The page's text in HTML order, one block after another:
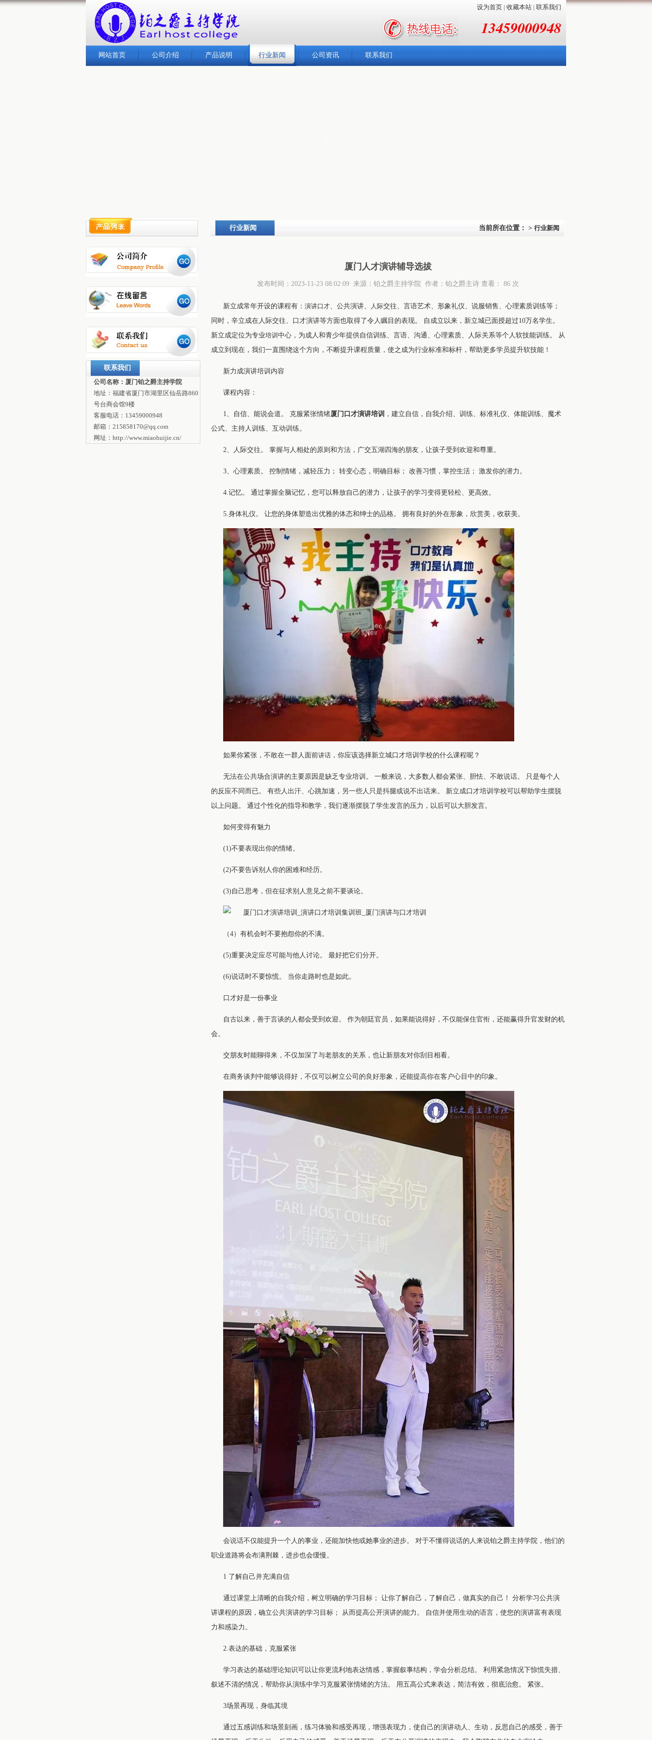
设为首页 | 收藏本站 | 联系我们
13459000948
网站首页 公司介绍 产品说明 行业新闻 公司资讯 联系我们
联系我们
公司名称：厦门铂之爵主持学院
地址：福建省厦门市湖里区仙岳路860
号台商会馆9楼
客服电话：13459000948
邮箱：215858170@qq.com
网址：http://www.miaohuijie.cn/
当前所在位置： > 行业新闻
行业新闻
厦门人才演讲辅导选拔
发布时间：2023-11-23 08:02:09 来源：铂之爵主持学院 作者：铂之爵主诗 查看： 86 次
新立成常年开设的课程有： 演讲口才、公共演讲、 人际交往、言语艺术、形象礼仪、说服销售、心理素质训练等；
同时，辛立成在人际交往、口才演讲等方面也取得了令人瞩目的表现。 自成立以来，新立城已面授超过10万名学生。
新立成定位为专业培训 中心，为成人和青少年提供自信训练、言语、沟通、心理素质、人际关系等个人软技能训练。 从
成立到现在，我们一直围绕这个方向，不断提升课程质量，使之成为行业标准和标杆，帮助更多学员提升软技能！
新力成演讲培训内容
课程内容：
1、自信、能说会道。 克服紧张情绪厦门口才演讲培训
，建立自信，自我介绍、训练、标准礼仪、体能训练、魔术
公式、主持人训练、互动训练。
2、人际交往。 掌握与人相处的原则和方法，广交五湖四海的朋友，让孩子受到欢迎和尊重。
3、心理素质。 控制情绪，减轻压力； 转变心态，明确目标； 改善习惯，掌控生活； 激发你的潜力。
4.记忆。 通过掌握全脑记忆，您可以释放自己的潜力，让孩子的学习变得更轻松、更高效。
5.身体礼仪。 让您的身体塑造出优雅的体态和绅士的品格。 拥有良好的外在形象，欣赏美，收获美。
如果你紧张，不敢在一群人面前讲话 ，你应该选择新立城口才培训学校的什么课程呢？
无法在公共场合演讲的主要原因是缺乏专业培训。 一般来说，大多数人都会紧张、胆怯、不敢说话。 只是每个人
的反应不同而已。 有些人出汗、心跳加速，另一些人只是抖腿或说不出话来。 新立成口才培训学校可以帮助学生摆脱
以上问题。 通过个性化的指导和教学，我们逐渐摆脱了学生发言的压力，以后可以大胆发言。
如何变得有魅力
(1)不要表现出你的情绪。
(2)不要告诉别人你的困难和经历。
(3)自己思考，但在征求别人意见之前不要谈论。
（4）有机会时不要抱怨你的不满。
(5)重要决定应尽可能与他人讨论。 最好把它们分开。
(6)说话时不要惊慌。 当你走路时也是如此。
口才好是一份事业
自古以来，善于言谈的人都会受到欢迎。 作为朝廷官员，如果能说得好，不仅能保住官衔，还能赢得升官发财的机
会。
交朋友时能聊得来，不仅加深了与老朋友的关系，也让新朋友对你刮目相看。
在商务谈判中能够说得好，不仅可以树立公司的良好形象，还能提高你在客户心目中的印象。
会说话不仅能提升一个人的事业，还能加快他或她事业的进步。 对于不懂得说话的人来说铂之爵主持学院，他们的
职业道路将会布满荆棘，进步也会缓慢。
1 了解自己并充满自信
通过课堂上清晰的自我介绍，树立明确的学习目标； 让你了解自己，了解自己，做真实的自己！ 分析学习公共演
讲课程的原因，确立公共演讲的学习目标； 从而提高公开演讲的能力。 自信并使用生动的语言，使您的演讲富有表现
力和感染力。
2.表达的基础，克服紧张
学习表达的基础理论知识可以让你更流利地表达情感，掌握叙事结构，学会分析总结。 利用紧急情况下惊慌失措、
叙述不清的情况，帮助你从演练中学习克服紧张情绪的方法。 用五高公式来表达，简洁有效，彻底治愈。 紧张。
3场景再现，身临其境
通过五感训练和场景刻画，练习体验和感受再现，增强表现力，使自己的演讲动人、生动，反思自己的感受，善于